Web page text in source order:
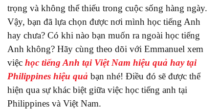
trọng và không thể thiếu trong cuộc sống hàng ngày.
Vậy, bạn đã lựa chọn được nơi mình học tiếng Anh
hay chưa? Có khi nào bạn muốn ra ngoài học tiếng
Anh không? Hãy cùng theo dõi với Emmanuel xem
việc học tiếng Anh tại Việt Nam hiệu quả hay tại
Philippines hiệu quả bạn nhé! Điều đó sẽ được thể
hiện qua sự khác biệt giữa việc học tiếng anh tại
Philippines và Việt Nam.